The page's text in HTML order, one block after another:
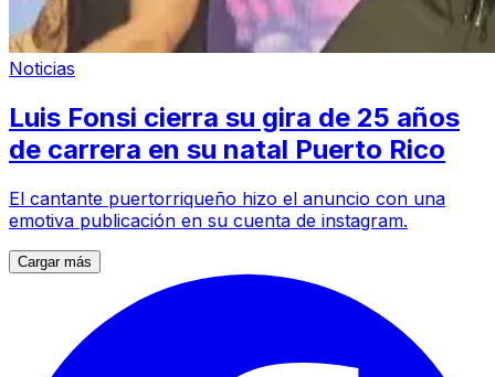
Noticias
Luis Fonsi cierra su gira de 25 años
de carrera en su natal Puerto Rico
El cantante puertorriqueño hizo el anuncio con una
emotiva publicación en su cuenta de instagram.
Cargar más